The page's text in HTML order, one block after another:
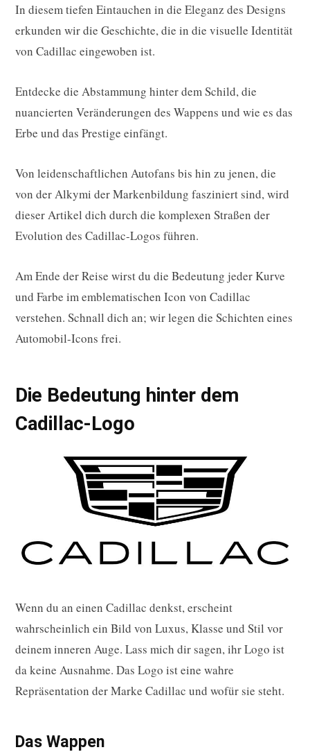
In diesem tiefen Eintauchen in die Eleganz des Designs
erkunden wir die Geschichte, die in die visuelle Identität
von Cadillac eingewoben ist.
Entdecke die Abstammung hinter dem Schild, die
nuancierten Veränderungen des Wappens und wie es das
Erbe und das Prestige einfängt.
Von leidenschaftlichen Autofans bis hin zu jenen, die
von der Alkymi der Markenbildung fasziniert sind, wird
dieser Artikel dich durch die komplexen Straßen der
Evolution des Cadillac-Logos führen.
Am Ende der Reise wirst du die Bedeutung jeder Kurve
und Farbe im emblematischen Icon von Cadillac
verstehen. Schnall dich an; wir legen die Schichten eines
Automobil-Icons frei.
Die Bedeutung hinter dem
Cadillac-Logo
Wenn du an einen Cadillac denkst, erscheint
wahrscheinlich ein Bild von Luxus, Klasse und Stil vor
deinem inneren Auge. Lass mich dir sagen, ihr Logo ist
da keine Ausnahme. Das Logo ist eine wahre
Repräsentation der Marke Cadillac und wofür sie steht.
Das Wappen